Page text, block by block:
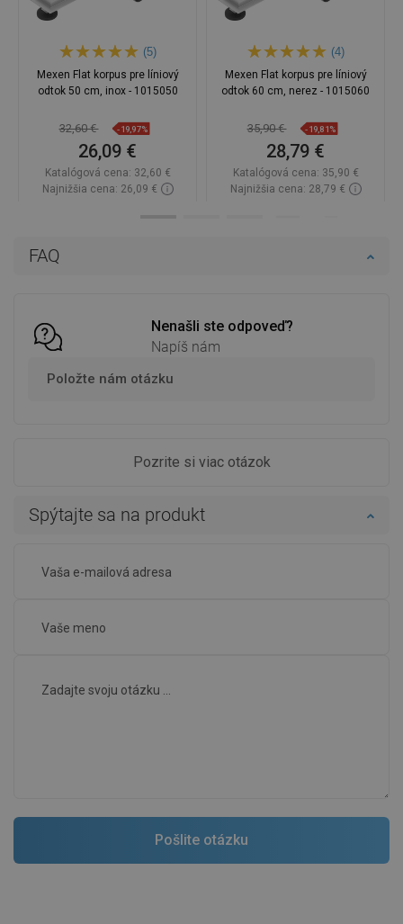
FAQ
Nenašli ste odpoveď?
Napíš nám
Položte nám otázku
Pozrite si viac otázok
Spýtajte sa na produkt
(5)
Mexen Flat korpus pre líniový
odtok 50 cm, inox - 1015050
32,60 € -19,97%
26,09 €
Katalógová cena: 32,60 €
Najnižšia cena: 26,09 €
(4)
Mexen Flat korpus pre líniový
odtok 60 cm, nerez - 1015060
35,90 € -19,81%
28,79 €
Katalógová cena: 35,90 €
Najnižšia cena: 28,79 €